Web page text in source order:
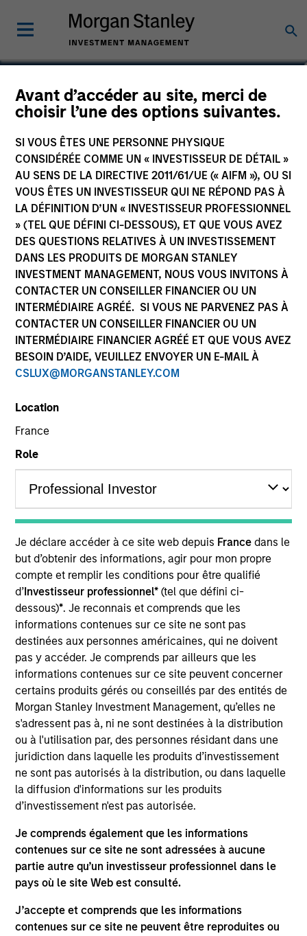
Avant d’accéder au site, merci de
choisir l’une des options suivantes.
SI VOUS ÊTES UNE PERSONNE PHYSIQUE
CONSIDÉRÉE COMME UN « INVESTISSEUR DE DÉTAIL »
AU SENS DE LA DIRECTIVE 2011/61/UE (« AIFM »), OU SI
VOUS ÊTES UN INVESTISSEUR QUI NE RÉPOND PAS À
LA DÉFINITION D’UN « INVESTISSEUR PROFESSIONNEL
» (TEL QUE DÉFINI CI-DESSOUS), ET QUE VOUS AVEZ
DES QUESTIONS RELATIVES À UN INVESTISSEMENT
DANS LES PRODUITS DE MORGAN STANLEY
INVESTMENT MANAGEMENT, NOUS VOUS INVITONS À
CONTACTER UN CONSEILLER FINANCIER OU UN
INTERMÉDIAIRE AGRÉÉ. SI VOUS NE PARVENEZ PAS À
CONTACTER UN CONSEILLER FINANCIER OU UN
INTERMÉDIAIRE FINANCIER AGRÉÉ ET QUE VOUS AVEZ
BESOIN D’AIDE, VEUILLEZ ENVOYER UN E-MAIL À
CSLUX@MORGANSTANLEY.COM
Location
France
Role
Je déclare accéder à ce site web depuis France dans le
but d’obtenir des informations, agir pour mon propre
compte et remplir les conditions pour être qualifié
d’Investisseur professionnel*(tel que défini ci-
dessous)*. Je reconnais et comprends que les
informations contenues sur ce site ne sont pas
destinées aux personnes américaines, qui ne doivent
pas y accéder. Je comprends par ailleurs que les
informations contenues sur ce site peuvent concerner
certains produits gérés ou conseillés par des entités de
Morgan Stanley Investment Management, qu’elles ne
s'adressent pas à, ni ne sont destinées à la distribution
ou à l'utilisation par, des personnes résidant dans une
juridiction dans laquelle les produits d’investissement
ne sont pas autorisés à la distribution, ou dans laquelle
la diffusion d'informations sur les produits
d’investissement n'est pas autorisée.
Je comprends également que les informations
contenues sur ce site ne sont adressées à aucune
partie autre qu’un investisseur professionnel dans le
pays où le site Web est consulté.
J’accepte et comprends que les informations
contenues sur ce site ne peuvent être reproduites ou
Damon Wu
Portfolio Manager
Years
TEAM
Portfolio Solutions Group
Damon is a portfolio manager for the Portfolio
Solutions Group at MSIM, heading the team's
Quantitative Research. Damon focuses on asset
allocation, portfolio optimization and rebalancing
and has helped develop and refine the proprietary
quant models utilized by the team. He has 19 years
of industry experience. Prior to joining the firm in
2008, Damon was an associate at Merrill Lynch,
responsible for portfolio construction and
quantitative research in the hedge fund
development and management team. Damon
received a B.S. in Engineering from National Taiwan
University and an M.B.A. and M.S. joint degree from
M.S. in computational finance from Carnegie Mellon
University.
Portfolio Solutions Group